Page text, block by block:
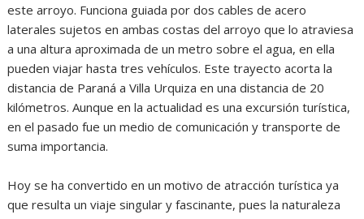
este arroyo. Funciona guiada por dos cables de acero
laterales sujetos en ambas costas del arroyo que lo atraviesa
a una altura aproximada de un metro sobre el agua, en ella
pueden viajar hasta tres vehículos. Este trayecto acorta la
distancia de Paraná a Villa Urquiza en una distancia de 20
kilómetros. Aunque en la actualidad es una excursión turística,
en el pasado fue un medio de comunicación y transporte de
suma importancia.
Hoy se ha convertido en un motivo de atracción turística ya
que resulta un viaje singular y fascinante, pues la naturaleza